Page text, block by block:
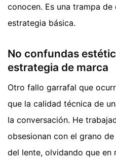
conocen. Es una trampa
estrategia básica.
No confundas
estrategia de marca
Otro fallo garrafal que
que la calidad técnica de
la conversación. He
obsesionan con el grano
del lente, olvidando que en